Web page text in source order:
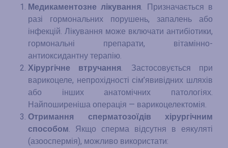
Медикаментозне лікування. Призначається в
разі гормональних порушень, запалень або
інфекцій. Лікування може включати антибіотики,
гормональні препарати, вітамінно-
антиоксидантну терапію.
Хірургічне втручання. Застосовується при
варикоцеле, непрохідності сім’явивідних шляхів
або інших анатомічних патологіях.
Найпоширеніша операція — варикоцелектомія.
Отримання сперматозоїдів хірургічним
способом. Якщо сперма відсутня в еякуляті
(азооспермія), можливо використати: